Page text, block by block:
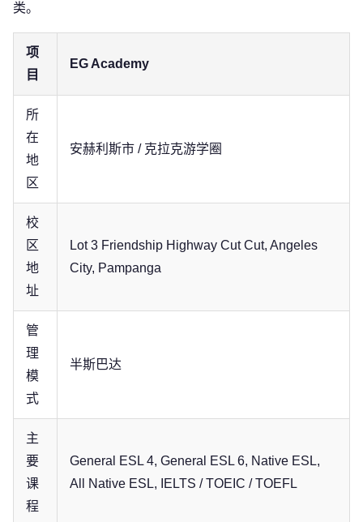
类。
项
目
EG Academy
所
在
地
区
安赫利斯市 / 克拉克游学圈
校
区
地
址
Lot 3 Friendship Highway Cut Cut, Angeles
City, Pampanga
管
理
模
式
半斯巴达
主
要
课
程
General ESL 4, General ESL 6, Native ESL,
All Native ESL, IELTS / TOEIC / TOEFL